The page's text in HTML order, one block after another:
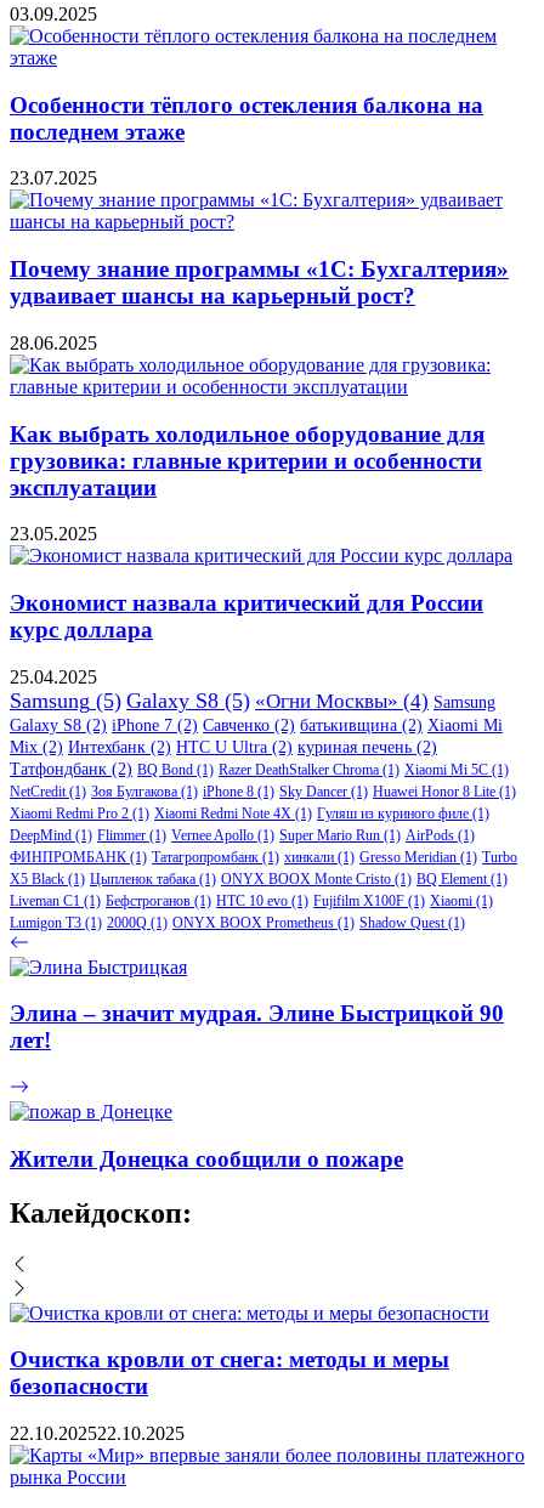
03.09.2025
Особенности тёплого остекления балкона на
последнем этаже
23.07.2025
Почему знание программы «1С: Бухгалтерия»
удваивает шансы на карьерный рост?
28.06.2025
Как выбрать холодильное оборудование для
грузовика: главные критерии и особенности
эксплуатации
23.05.2025
Экономист назвала критический для России
курс доллара
25.04.2025
Samsung (5) Galaxy S8 (5) «Огни Москвы» (4) Samsung
Galaxy S8 (2) iPhone 7 (2) Савченко (2) батькивщина (2) Xiaomi Mi
Mix (2) Интехбанк (2) HTC U Ultra (2) куриная печень (2)
Татфондбанк (2) BQ Bond (1) Razer DeathStalker Chroma (1) Xiaomi Mi 5C (1)
NetCredit (1) Зоя Булгакова (1) iPhone 8 (1) Sky Dancer (1) Huawei Honor 8 Lite (1)
Xiaomi Redmi Pro 2 (1) Xiaomi Redmi Note 4X (1) Гуляш из куриного филе (1)
DeepMind (1) Flimmer (1) Vernee Apollo (1) Super Mario Run (1) AirPods (1)
ФИНПРОМБАНК (1) Татагропромбанк (1) хинкали (1) Gresso Meridian (1) Turbo
X5 Black (1) Цыпленок табака (1) ONYX BOOX Monte Cristo (1) BQ Element (1)
Liveman C1 (1) Бефстроганов (1) HTC 10 evo (1) Fujifilm X100F (1) Xiaomi (1)
Lumigon T3 (1) 2000Q (1) ONYX BOOX Prometheus (1) Shadow Quest (1)
Элина – значит мудрая. Элине Быстрицкой 90
лет!
Жители Донецка сообщили о пожаре
Калейдоскоп:
Очистка кровли от снега: методы и меры
безопасности
22.10.202522.10.2025